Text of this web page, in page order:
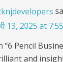
13, 2025 at 7:55
Pencil
and